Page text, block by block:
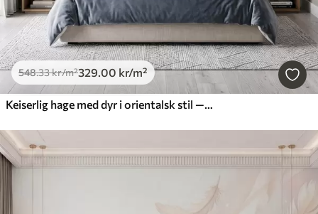
548.33kr/m²329.00 kr/m²
Keiserlig hage med dyr i orientalsk stil — ape, leopard, tiger, påfugl og hegre